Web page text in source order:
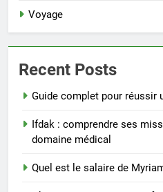
Voyage
Recent Posts
Guide complet pour réussir
Ifdak : comprendre ses
domaine médical
Quel est le salaire de